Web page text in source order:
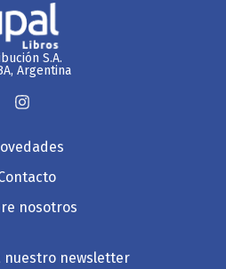
S.A.
Argentina
nosotros
nuestro newsletter